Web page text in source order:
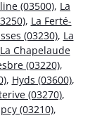
(03500), La
, La Ferté-
(03230), La
La Chapelaude
(03220),
, Hyds (03600),
(03270),
(03210),